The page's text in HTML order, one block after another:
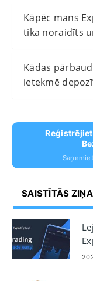
Kāpēc mans
tika noraidīts
Kādas
ietekmē
SAISTĪTĀS